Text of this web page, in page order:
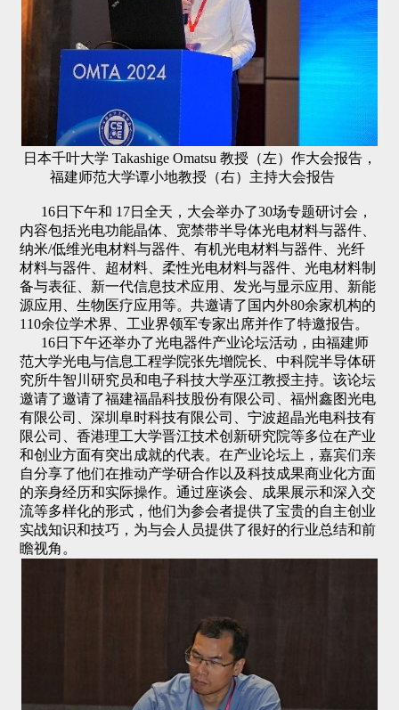
日本千叶大学 Takashige Omatsu 教授（左）作大会报告，
福建师范大学谭小地教授（右）主持大会报告
16日下午和 17日全天，大会举办了30场专题研讨会，
内容包括光电功能晶体、宽禁带半导体光电材料与器件、
纳米/低维光电材料与器件、有机光电材料与器件、光纤
材料与器件、超材料、柔性光电材料与器件、光电材料制
备与表征、新一代信息技术应用、发光与显示应用、新能
源应用、生物医疗应用等。共邀请了国内外80余家机构的
110余位学术界、工业界领军专家出席并作了特邀报告。
16日下午还举办了光电器件产业论坛活动，由福建师
范大学光电与信息工程学院张先增院长、中科院半导体研
究所牛智川研究员和电子科技大学巫江教授主持。该论坛
邀请了邀请了福建福晶科技股份有限公司、福州鑫图光电
有限公司、深圳阜时科技有限公司、宁波超晶光电科技有
限公司、香港理工大学晋江技术创新研究院等多位在产业
和创业方面有突出成就的代表。在产业论坛上，嘉宾们亲
自分享了他们在推动产学研合作以及科技成果商业化方面
的亲身经历和实际操作。通过座谈会、成果展示和深入交
流等多样化的形式，他们为参会者提供了宝贵的自主创业
实战知识和技巧，为与会人员提供了很好的行业总结和前
瞻视角。